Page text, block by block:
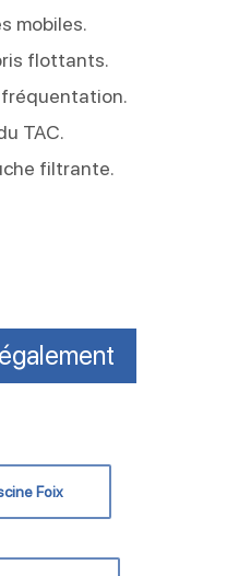
mobiles.
flottants.
TAC.
filtrante.
Foix